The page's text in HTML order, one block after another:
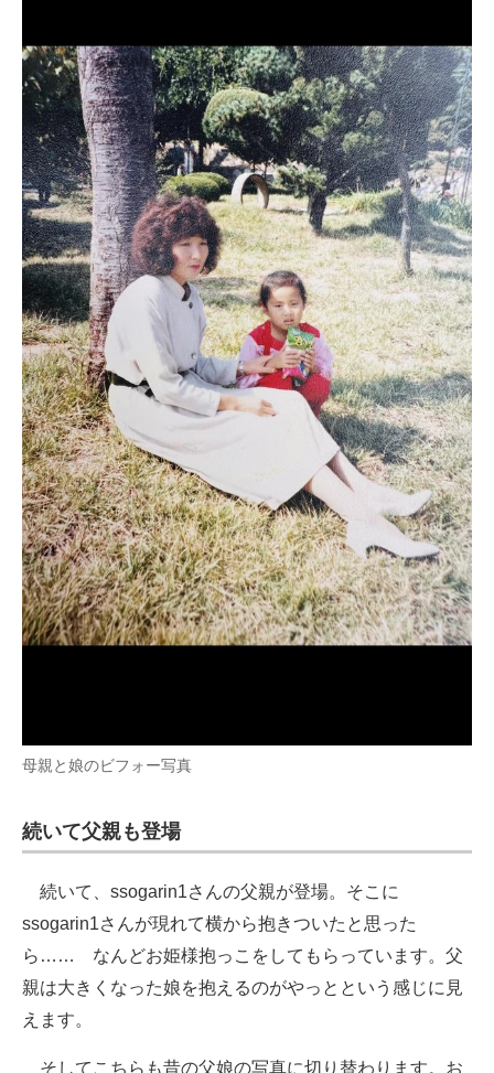
母親と娘のビフォー写真
続いて父親も登場
続いて、ssogarin1さんの父親が登場。そこに
ssogarin1さんが現れて横から抱きついたと思った
ら…… なんどお姫様抱っこをしてもらっています。父
親は大きくなった娘を抱えるのがやっとという感じに見
えます。
そしてこちらも昔の父娘の写真に切り替わります。お